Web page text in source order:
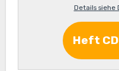
Details siehe
Heft